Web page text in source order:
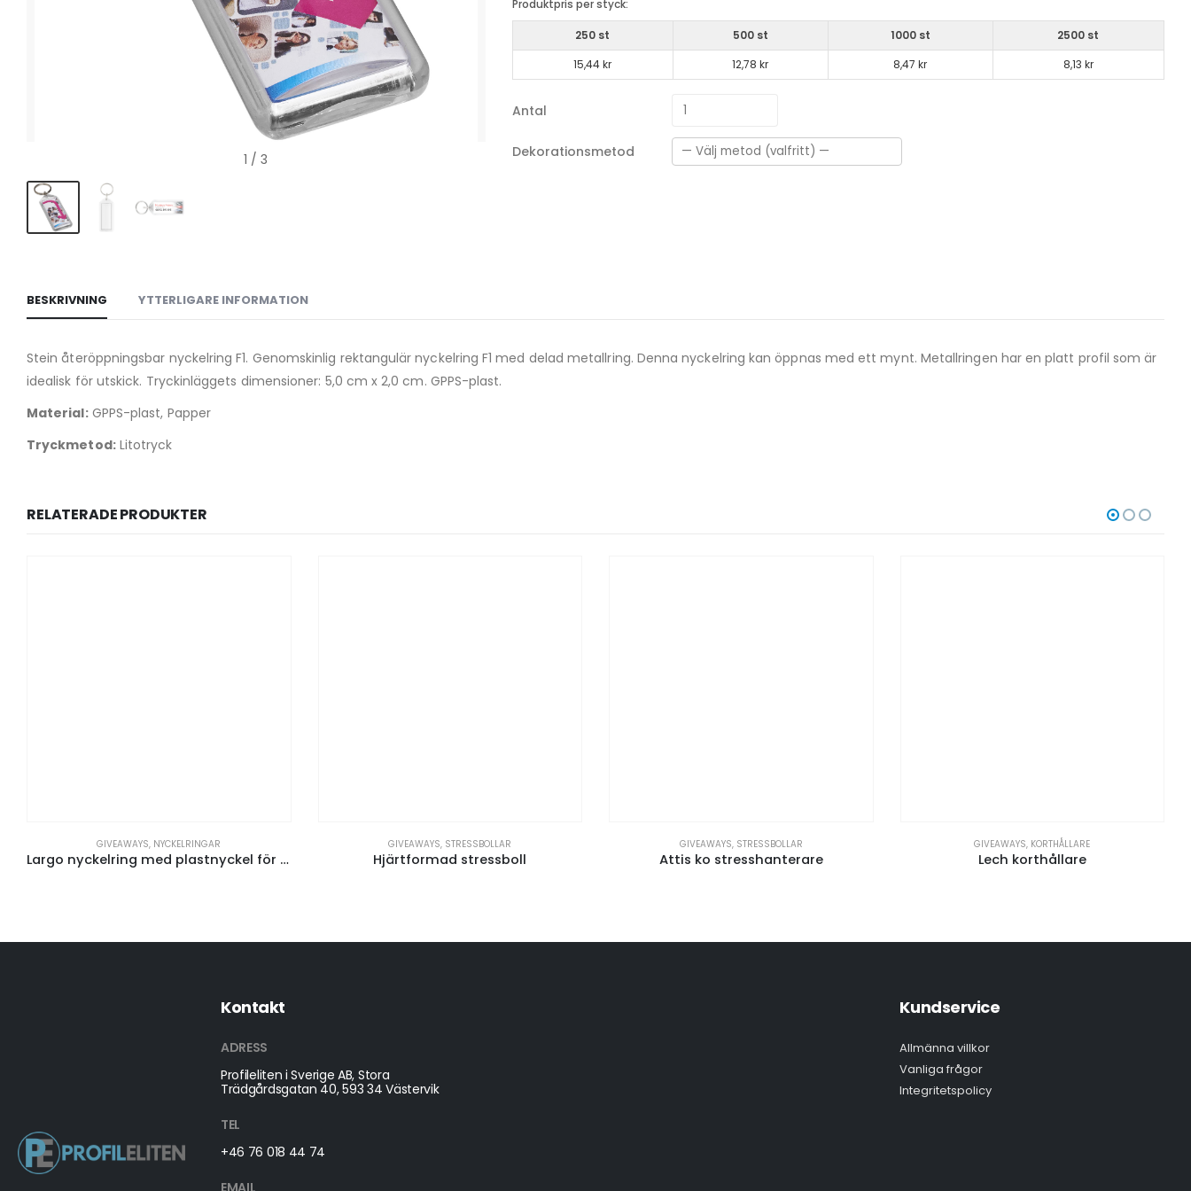
1 / 3
Produktpris per styck:
250 st 500 st 1000 st 2500 st
15,44 kr 12,78 kr 8,47 kr 8,13 kr
Antal
Dekorationsmetod
BESKRIVNING YTTERLIGARE INFORMATION
Stein återöppningsbar nyckelring F1. Genomskinlig rektangulär nyckelring F1 med delad metallring. Denna nyckelring kan öppnas med ett mynt. Metallringen har en platt profil som är
idealisk för utskick. Tryckinläggets dimensioner: 5,0 cm x 2,0 cm. GPPS-plast.
Material:GPPS-plast, Papper
Tryckmetod:Litotryck
RELATERADE PRODUKTER
GIVEAWAYS, NYCKELRINGAR
Largo nyckelring med plastnyckel för element
GIVEAWAYS, STRESSBOLLAR
Hjärtformad stressboll
GIVEAWAYS, STRESSBOLLAR
Attis ko stresshanterare
GIVEAWAYS, KORTHÅLLARE
Lech korthållare
Kontakt
ADRESS
Profileliten i Sverige AB, Stora
Trädgårdsgatan 40, 593 34 Västervik
TEL
+46 76 018 44 74
EMAIL
Kundservice
Allmänna villkor
Vanliga frågor
Integritetspolicy